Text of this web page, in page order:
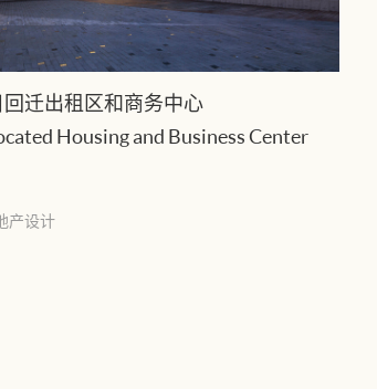
迁出租区和商务中心
Housing and Business Center
产设计